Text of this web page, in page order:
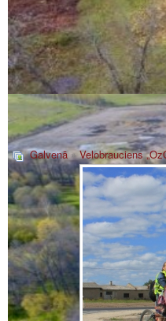
Galvenā»Velobrauciens